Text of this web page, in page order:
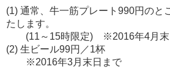
(1) 通常、牛一筋プレート990円のと
たします。
(11～15時限定) ※2016年4月末
(2) 生ビール99円／1杯
※2016年3月末日まで